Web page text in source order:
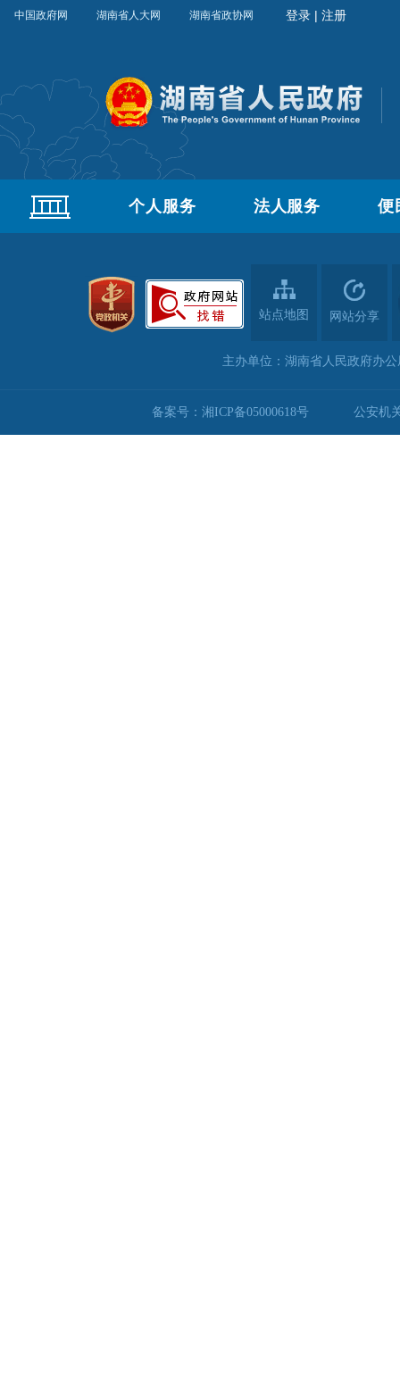
中国政府网 湖南省人大网 湖南省政协网
个人服务 法人服务 便
站点地图 网站分享
主办单位：湖南省人民政府办公
备案号：湘ICP备05000618号 公安机